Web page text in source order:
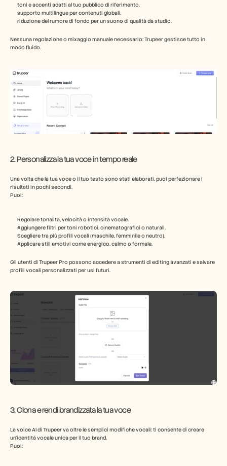
toni e accenti adatti al tuo pubblico di riferimento.
supporto multilingue per contenuti globali.
riduzione del rumore di fondo per un suono di qualità da studio.
Nessuna regolazione o mixaggio manuale necessario: Trupeer gestisce tutto in
modo fluido.
2. Personalizza la tua voce in tempo reale
Una volta che la tua voce o il tuo testo sono stati elaborati, puoi perfezionare i
risultati in pochi secondi.
Puoi:
Regolare tonalità, velocità o intensità vocale.
Aggiungere filtri per toni robotici, cinematografici o naturali.
Scegliere tra più profili vocali (maschile, femminile o neutro).
Applicare stili emotivi come energico, calmo o formale.
Gli utenti di Trupeer Pro possono accedere a strumenti di editing avanzati e salvare
profili vocali personalizzati per usi futuri.
3. Clona e rendi brandizzata la tua voce
La voice AI di Trupeer va oltre le semplici modifiche vocali: ti consente di creare
un'identità vocale unica per il tuo brand.
Puoi: